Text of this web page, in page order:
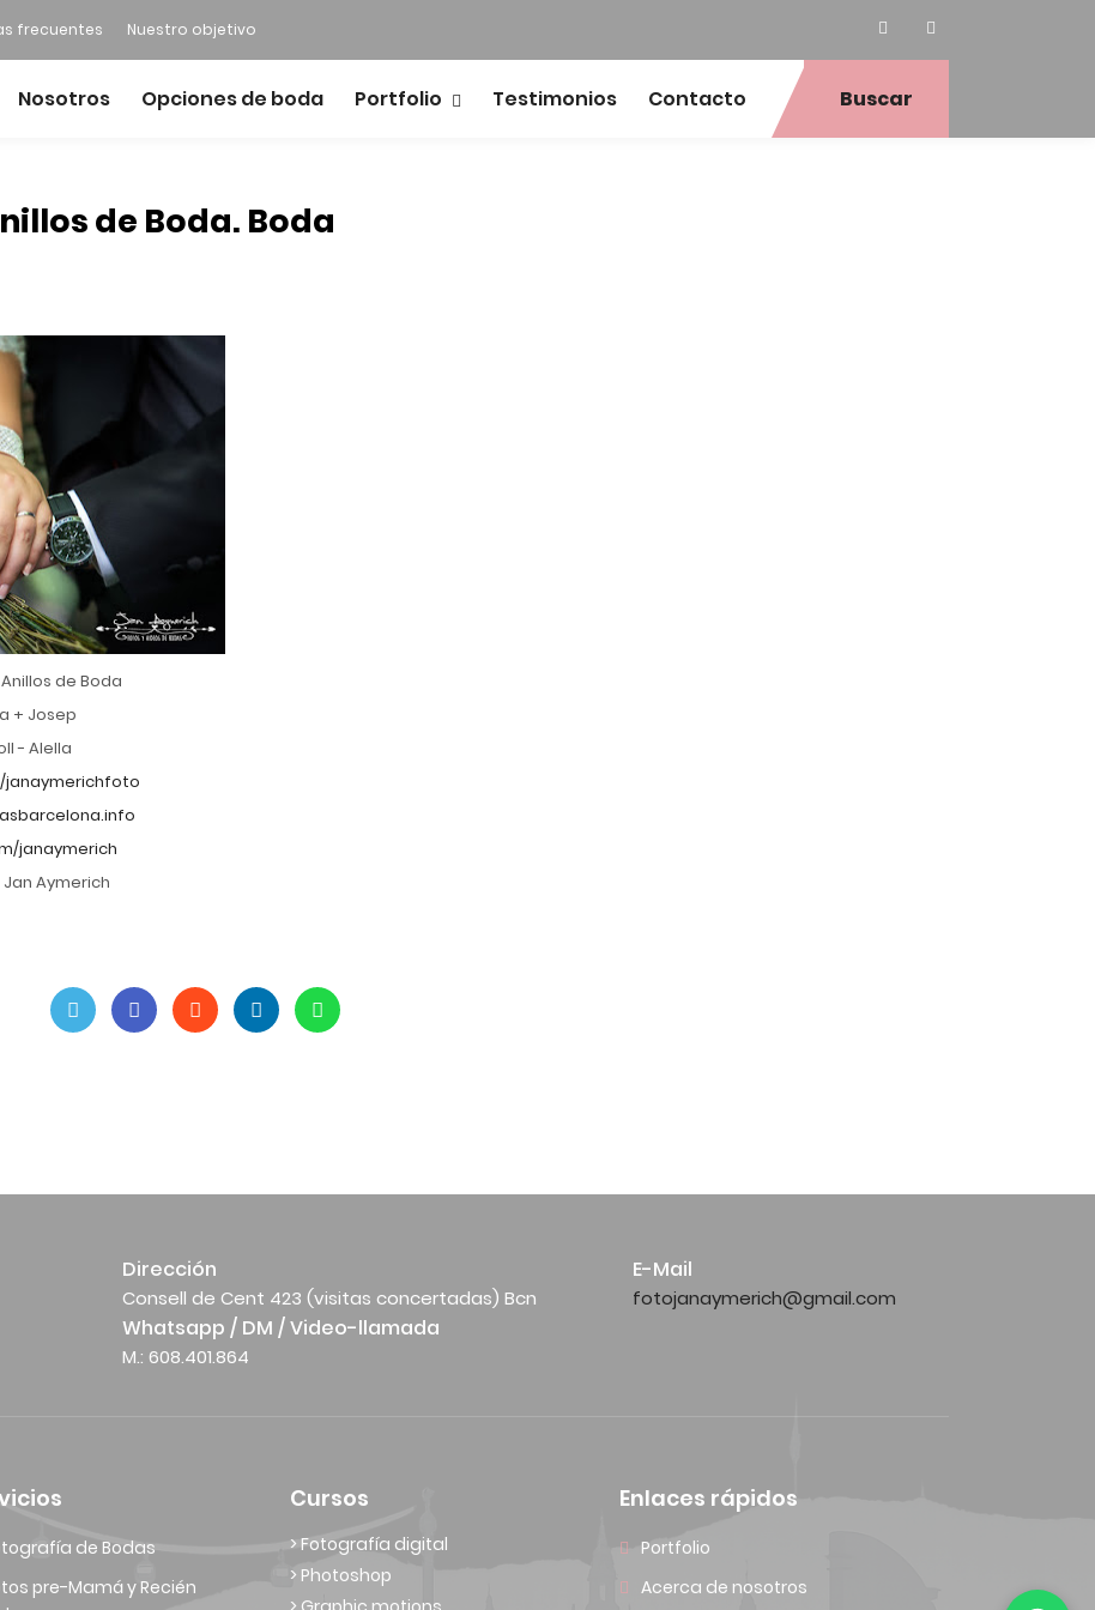
frecuentes Nuestro objetivo
Nosotros Opciones de boda Portfolio Testimonios Contacto Buscar
de Boda. Boda
de Boda
+ Josep
- Alella
janaymerichfoto
janaymerich
Aymerich
Dirección
Consell de Cent 423 (visitas concertadas) Bcn
E-Mail
fotojanaymerich@gmail.com
Whatsapp / DM / Video-llamada
M.: 608.401.864
de Bodas
pre-Mamá y Recién
Cursos
> Fotografía digital
> Photoshop
Enlaces rápidos
Portfolio
Acerca de nosotros